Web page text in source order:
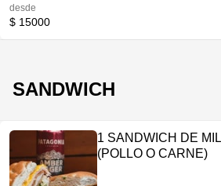
desde
$ 15000
SANDWICH
1 SANDWICH DE
(POLLO O CARNE)